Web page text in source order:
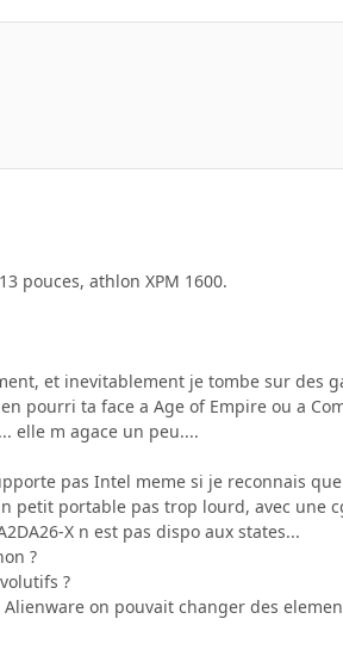
pouces, athlon XPM 1600.
et inevitablement je tombe sur des
pourri ta face a Age of Empire ou a
elle m agace un peu....
pas Intel meme si je reconnais
petit portable pas trop lourd, avec une
X n est pas dispo aux states...
?
?
on pouvait changer des